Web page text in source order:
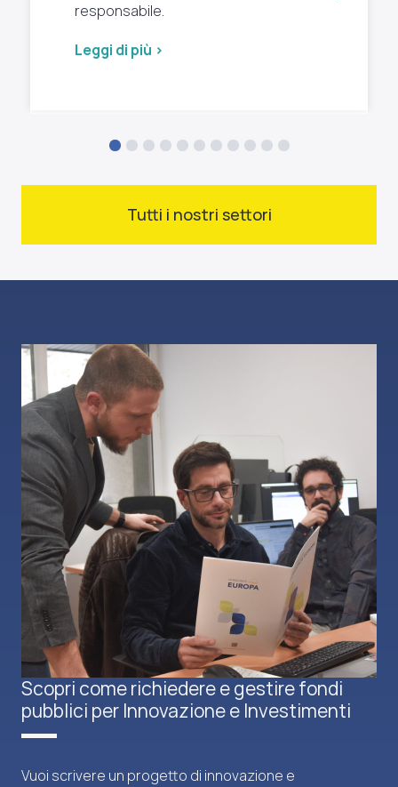
responsabile.
Leggi di più >
Tutti i nostri settori
Scopri come richiedere e gestire fondi
pubblici per Innovazione e Investimenti
Vuoi scrivere un progetto di innovazione e